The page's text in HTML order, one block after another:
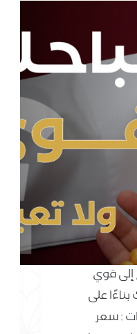
قوي
على
: سعر